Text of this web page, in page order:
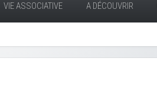
VIE ASSOCIATIVE A DÉCOUVRIR